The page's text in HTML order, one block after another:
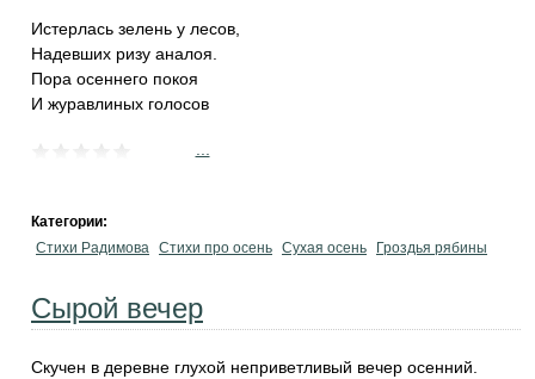
Истерлась зелень у лесов,
Надевших ризу аналоя.
Пора осеннего покоя
И журавлиных голосов
Категории:
Стихи Радимова Стихи про осень Сухая осень Гроздья рябины
Сырой вечер
Скучен в деревне глухой неприветливый вечер осенний.